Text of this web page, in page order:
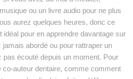
ou un livre audio pour ne plus
aurez quelques heures, donc ce
idéal pour en apprendre davantage sur
abordé ou pour rattraper un
pas écouté depuis un moment. Pour
co-auteur dentaire, comme comment